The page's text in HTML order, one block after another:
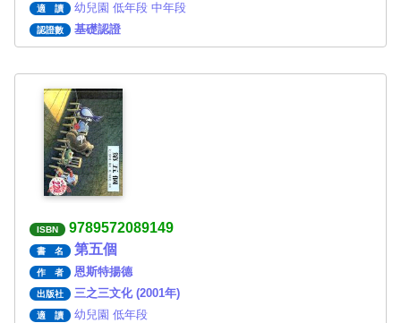
適 讀 幼兒園 低年段 中年段
認證數 基礎認證
ISBN 9789572089149
書 名 第五個
作 者 恩斯特揚德
出版社 三之三文化 (2001年)
適 讀 幼兒園 低年段